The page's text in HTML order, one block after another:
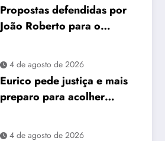
Propostas defendidas por
João Roberto para o
ao plano de governo de
David Almeida
4 de agosto de 2026
Eurico pede justiça e mais
preparo para acolher
4 de agosto de 2026